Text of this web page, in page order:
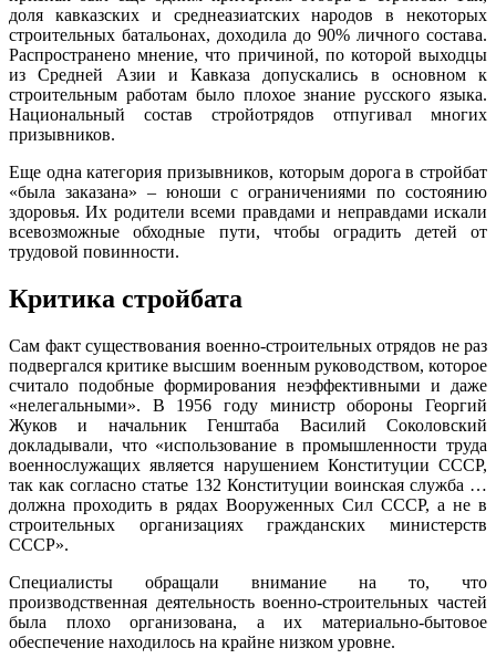
доля кавказских и среднеазиатских народов в некоторых
строительных батальонах, доходила до 90% личного состава.
Распространено мнение, что причиной, по которой выходцы
из Средней Азии и Кавказа допускались в основном к
строительным работам было плохое знание русского языка.
Национальный состав стройотрядов отпугивал многих
призывников.
Еще одна категория призывников, которым дорога в стройбат
«была заказана» – юноши с ограничениями по состоянию
здоровья. Их родители всеми правдами и неправдами искали
всевозможные обходные пути, чтобы оградить детей от
трудовой повинности.
Критика стройбата
Сам факт существования военно-строительных отрядов не раз
подвергался критике высшим военным руководством, которое
считало подобные формирования неэффективными и даже
«нелегальными». В 1956 году министр обороны Георгий
Жуков и начальник Генштаба Василий Соколовский
докладывали, что «использование в промышленности труда
военнослужащих является нарушением Конституции СССР,
так как согласно статье 132 Конституции воинская служба …
должна проходить в рядах Вооруженных Сил СССР, а не в
строительных организациях гражданских министерств
СССР».
Специалисты обращали внимание на то, что
производственная деятельность военно-строительных частей
была плохо организована, а их материально-бытовое
обеспечение находилось на крайне низком уровне.